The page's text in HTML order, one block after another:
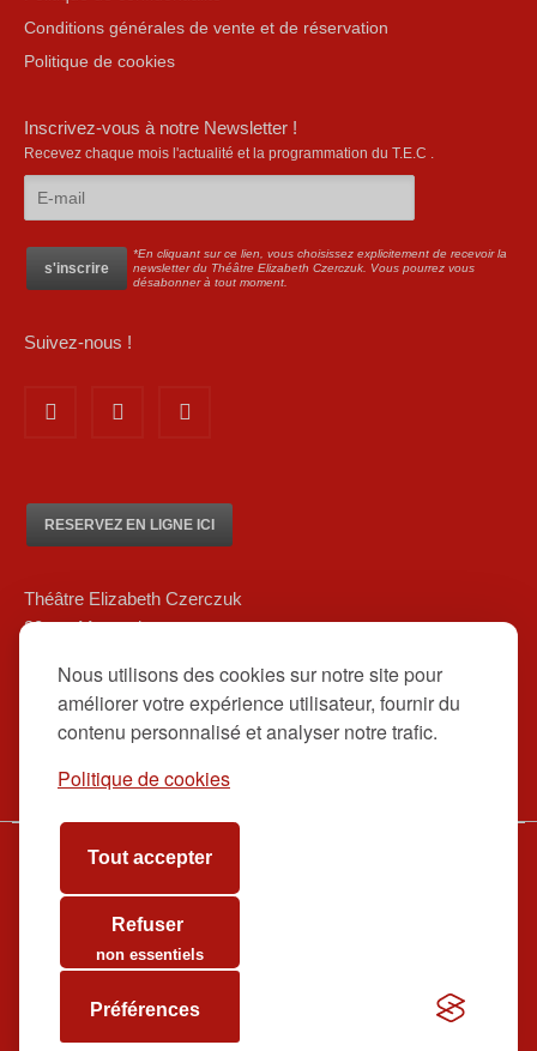
Nous utilisons des cookies sur notre site pour
améliorer votre expérience utilisateur, fournir du
contenu personnalisé et analyser notre trafic.
Politique de cookies
Tout accepter
Refuser
non essentiels
Préférences
Conditions générales de vente et de réservation
Politique de cookies
Inscrivez-vous à notre Newsletter !
Recevez chaque mois l'actualité et la programmation du T.E.C .
*En cliquant sur ce lien, vous choisissez explicitement de recevoir la
newsletter du Théâtre Elizabeth Czerczuk. Vous pourrez vous
désabonner à tout moment.
Suivez-nous !
RESERVEZ EN LIGNE ICI
Théâtre Elizabeth Czerczuk
20 rue Marsoulan
01 84 83 08 80/ 06 12 16 48 39
contact@theatreelizabethczerczuk.fr